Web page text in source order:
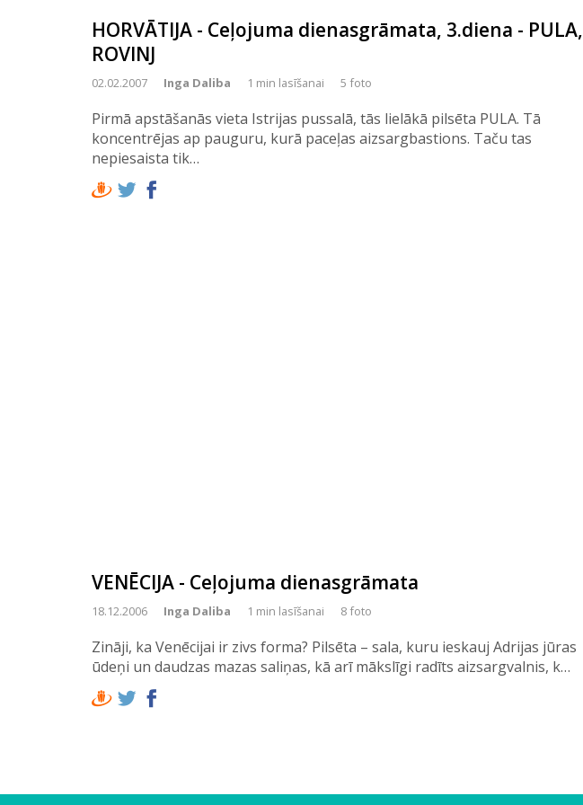
HORVĀTIJA - Ceļojuma dienasgrāmata, 3.diena - PULA,
ROVINJ
02.02.2007 Inga Daliba 1 min lasīšanai 5 foto
Pirmā apstāšanās vieta Istrijas pussalā, tās lielākā pilsēta PULA. Tā
koncentrējas ap pauguru, kurā paceļas aizsargbastions. Taču tas
nepiesaista tik…
VENĒCIJA - Ceļojuma dienasgrāmata
18.12.2006 Inga Daliba 1 min lasīšanai 8 foto
Zināji, ka Venēcijai ir zivs forma? Pilsēta – sala, kuru ieskauj Adrijas jūras
ūdeņi un daudzas mazas saliņas, kā arī mākslīgi radīts aizsargvalnis, k…